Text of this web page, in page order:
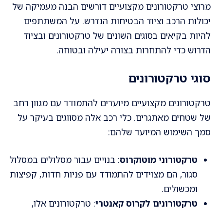
מרוצי טרקטורונים מקצועיים דורשים הבנה מעמיקה של
יכולות הרכב וציוד הבטיחות הנדרש. על המשתתפים
להיות בקיאים בסוגים השונים של טרקטורונים ובציוד
הדרוש כדי להתחרות בצורה יעילה ובטוחה.
סוגי טרקטורונים
טרקטורונים מקצועיים מיועדים להתמודד עם מגוון רחב
של שטחים מאתגרים. כלי רכב אלה מסווגים בעיקר על
סמך השימוש המיועד שלהם:
טרקטורוני מוטוקרוס: בנויים עבור מסלולים במסלול
סגור, הם מצוידים להתמודד עם פניות חדות, קפיצות
ומכשולים.
טרקטורונים לקרוס קאנטרי: טרקטורונים אלו,